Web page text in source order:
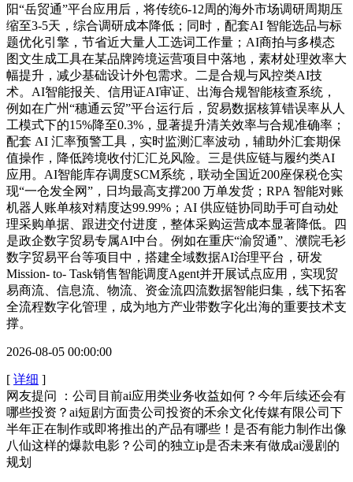
阳“岳贸通”平台应用后，将传统6-12周的海外市场调研周期压
缩至3-5天，综合调研成本降低；同时，配套AI 智能选品与标
题优化引擎，节省近大量人工选词工作量；AI商拍与多模态
图文生成工具在某品牌跨境运营项目中落地，素材处理效率大
幅提升，减少基础设计外包需求。二是合规与风控类AI技
术。AI智能报关、信用证AI审证、出海合规智能核查系统，
例如在广州“穗通云贸”平台运行后，贸易数据核算错误率从人
工模式下的15%降至0.3%，显著提升清关效率与合规准确率；
配套 AI 汇率预警工具，实时监测汇率波动，辅助外汇套期保
值操作，降低跨境收付汇汇兑风险。三是供应链与履约类AI
应用。AI智能库存调度SCM系统，联动全国近200座保税仓实
现“一仓发全网”，日均最高支撑200 万单发货；RPA 智能对账
机器人账单核对精度达99.99%；AI 供应链协同助手可自动处
理采购单据、跟进交付进度，整体采购运营成本显著降低。四
是政企数字贸易专属AI中台。例如在重庆“渝贸通”、濮院毛衫
数字贸易平台等项目中，搭建全域数据AI治理平台，研发
Mission‑ to‑ Task销售智能调度Agent并开展试点应用，实现贸
易商流、信息流、物流、资金流四流数据智能归集，线下拓客
全流程数字化管理，成为地方产业带数字化出海的重要技术支
撑。
2026-08-05 00:00:00
[ 详细 ]
网友提问 ：公司目前ai应用类业务收益如何？今年后续还会有
哪些投资？ai短剧方面贵公司投资的禾余文化传媒有限公司下
半年正在制作或即将推出的产品有哪些！是否有能力制作出像
八仙这样的爆款电影？公司的独立ip是否未来有做成ai漫剧的
规划